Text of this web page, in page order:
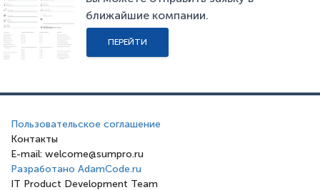
ближайшие компании.
ПЕРЕЙТИ
Пользовательское соглашение
Контакты
E-mail: welcome@sumpro.ru
Разработано AdamCode.ru
IT Product Development Team